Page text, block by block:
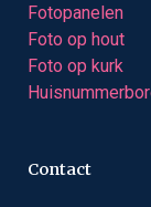
Fotopanelen
Foto op hout
Foto op kurk
Contact